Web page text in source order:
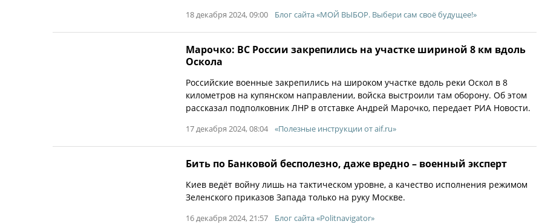
18 декабря 2024, 09:00 Блог сайта «МОЙ ВЫБОР. Выбери сам своё будущее!»
Марочко: ВС России закрепились на участке шириной 8 км вдоль
Оскола
Российские военные закрепились на широком участке вдоль реки Оскол в 8
километров на купянском направлении, войска выстроили там оборону. Об этом
рассказал подполковник ЛНР в отставке Андрей Марочко, передает РИА Новости.
17 декабря 2024, 08:04 «Полезные инструкции от aif.ru»
Бить по Банковой бесполезно, даже вредно – военный эксперт
Киев ведёт войну лишь на тактическом уровне, а качество исполнения режимом
Зеленского приказов Запада только на руку Москве.
16 декабря 2024, 21:57 Блог сайта «Politnavigator»